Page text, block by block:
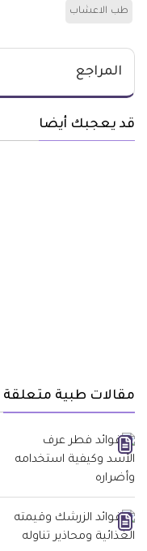
طب الاعشاب
المراجع
قد يعجبك أيضا
مقالات طبية متعلقة